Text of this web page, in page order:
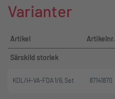
Varianter
Artikel Artikelnr.
Särskild storlek
KDL/H-VA-FDA 1/6, Set 87141870